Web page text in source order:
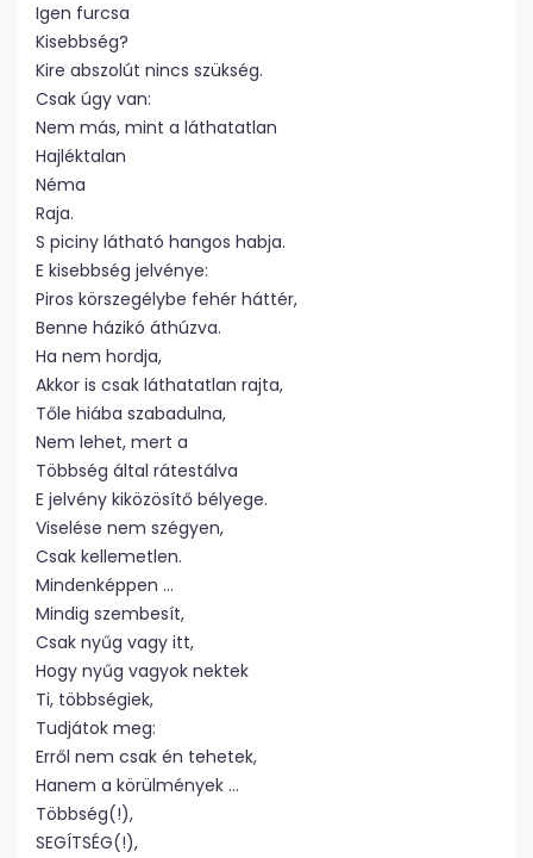
Igen furcsa
Kisebbség?
Kire abszolút nincs szükség.
Csak úgy van:
Nem más, mint a láthatatlan
Hajléktalan
Néma
Raja.
S piciny látható hangos habja.
E kisebbség jelvénye:
Piros körszegélybe fehér háttér,
Benne házikó áthúzva.
Ha nem hordja,
Akkor is csak láthatatlan rajta,
Tőle hiába szabadulna,
Nem lehet, mert a
Többség által rátestálva
E jelvény kiközösítő bélyege.
Viselése nem szégyen,
Csak kellemetlen.
Mindenképpen …
Mindig szembesít,
Csak nyűg vagy itt,
Hogy nyűg vagyok nektek
Ti, többségiek,
Tudjátok meg:
Erről nem csak én tehetek,
Hanem a körülmények …
Többség(!),
SEGÍTSÉG(!),